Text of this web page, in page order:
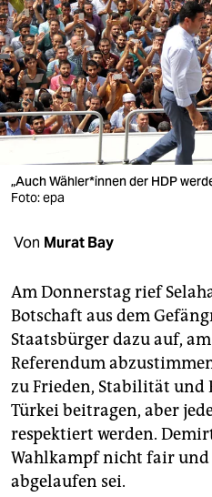
nord
wahrheit
verlag
verlag
veranstaltungen
fragen & hilfe
unterstützen
abo
genossenschaft
epaper login
„Auch Wähler*innen der HDP
Foto: epa
Von Murat Bay
Am Donnerstag rief
Botschaft aus dem
Staatsbürger dazu auf,
Referendum
zu Frieden, Stabilität
Türkei beitragen, aber
respektiert werden.
Wahlkampf nicht fair
abgelaufen sei.